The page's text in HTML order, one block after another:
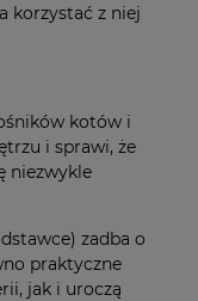
korzystać z niej
kotów i
i sprawi, że
niezwykle
zadba o
praktyczne
jak i uroczą